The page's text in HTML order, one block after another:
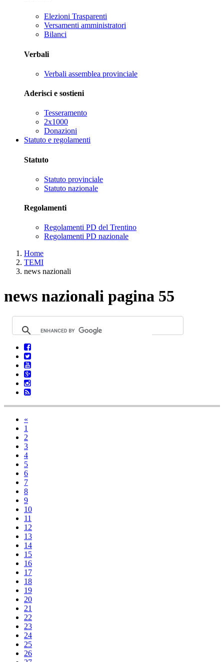
Elezioni Trasparenti
Versamenti amministratori
Bilanci
Verbali
Verbali assemblea provinciale
Aderisci e sostieni
Tesseramento
2x1000
Donazioni
Statuto e regolamenti
Statuto
Statuto provinciale
Statuto nazionale
Regolamenti
Regolamenti PD del Trentino
Regolamenti PD nazionale
Home
TEMI
news nazionali
news nazionali pagina 55
«
1
2
3
4
5
6
7
8
9
10
11
12
13
14
15
16
17
18
19
20
21
22
23
24
25
26